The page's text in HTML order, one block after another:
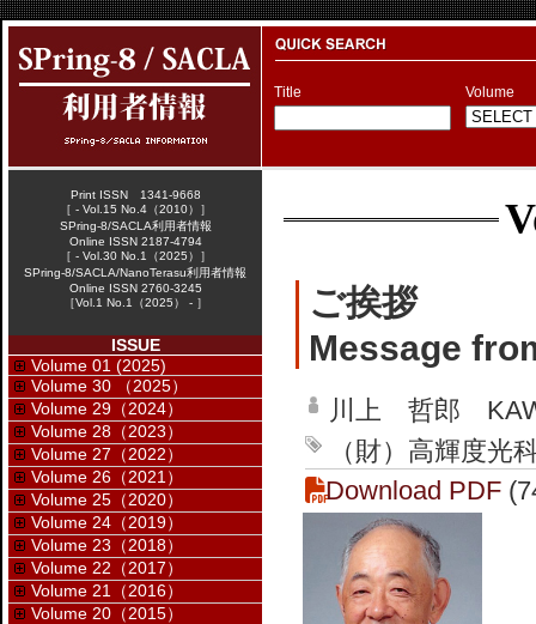
Title Volume
ご挨拶
Message
川上 哲郎
（財）高輝度
Download PDF
Print ISSN 1341-9668
［ - Vol.15 No.4（2010）］
SPring-8/SACLA利用者情報
Online ISSN 2187-4794
［ - Vol.30 No.1（2025）］
SPring-8/SACLA/NanoTerasu利用者情報
Online ISSN 2760-3245
［Vol.1 No.1（2025） - ］
ISSUE
Volume 01 (2025)
Volume 30 （2025）
Volume 29（2024）
Volume 28（2023）
Volume 27（2022）
Volume 26（2021）
Volume 25（2020）
Volume 24（2019）
Volume 23（2018）
Volume 22（2017）
Volume 21（2016）
Volume 20（2015）